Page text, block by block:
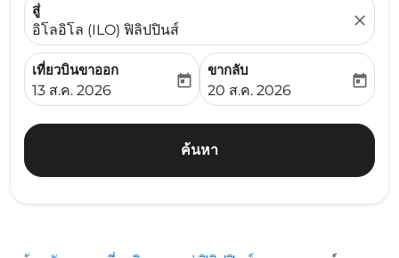
สู่
อิโลอิโล (ILO) ฟิลิปปินส์
close
เที่ยวบินขาออก
fc-booking-departure-date-aria-label
13 ส.ค. 2026
today
ขากลับ
fc-booking-return-date-
20 ส.ค. 2026
today
ค้นหา